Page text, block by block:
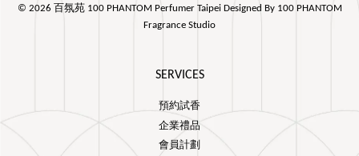
© 2026 百氛苑 100 PHANTOM Perfumer Taipei Designed By 100 PHANTOM
Fragrance Studio
SERVICES
預約試香
企業禮品
會員計劃